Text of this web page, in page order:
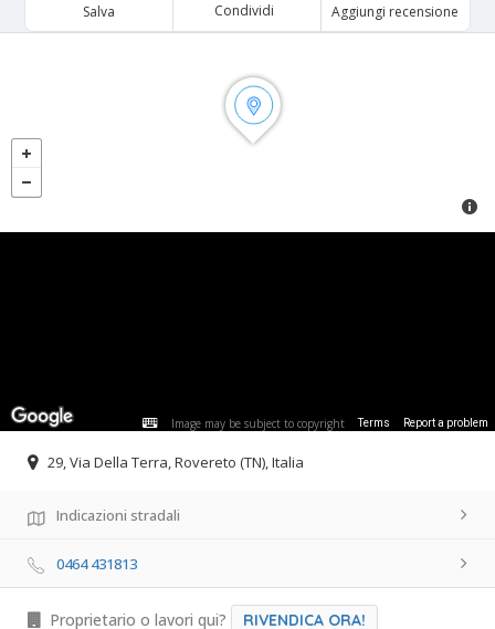
Salva Condividi Aggiungi recensione
Image may be subject to copyright Terms Report a problem
29, Via Della Terra, Rovereto (TN), Italia
Indicazioni stradali
0464 431813
Proprietario o lavori qui? RIVENDICA ORA!